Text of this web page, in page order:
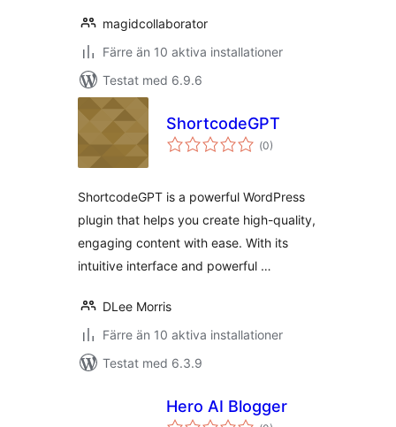
magidcollaborator
Färre än 10 aktiva installationer
Testat med 6.9.6
ShortcodeGPT
(Totalt
antal
0)
ShortcodeGPT is a powerful WordPress
plugin that helps you create high-quality,
engaging content with ease. With its
intuitive interface and powerful …
DLee Morris
Färre än 10 aktiva installationer
Testat med 6.3.9
Hero AI Blogger
Totalt